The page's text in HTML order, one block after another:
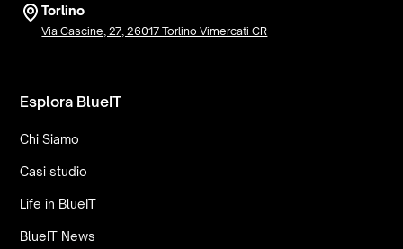
Torlino
Via Cascine, 27, 26017 Torlino Vimercati CR
Esplora BlueIT
Chi Siamo
Casi studio
Life in BlueIT
BlueIT News